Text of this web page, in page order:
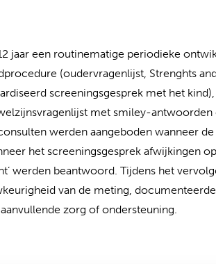
jaar een routinematige periodieke
(oudervragenlijst, Strenghts
screeningsgesprek met het
met smiley-antwoorden
werden aangeboden wanneer
het screeningsgesprek afwijkingen
werden beantwoord. Tijdens het
van de meting,
zorg of ondersteuning.